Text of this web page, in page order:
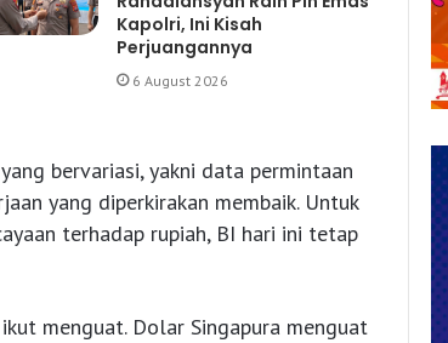
Kapolri, Ini Kisah
Perjuangannya
6 August 2026
bervariasi, yakni data permintaan
yang diperkirakan membaik. Untuk
terhadap rupiah, BI hari ini tetap
menguat. Dolar Singapura menguat